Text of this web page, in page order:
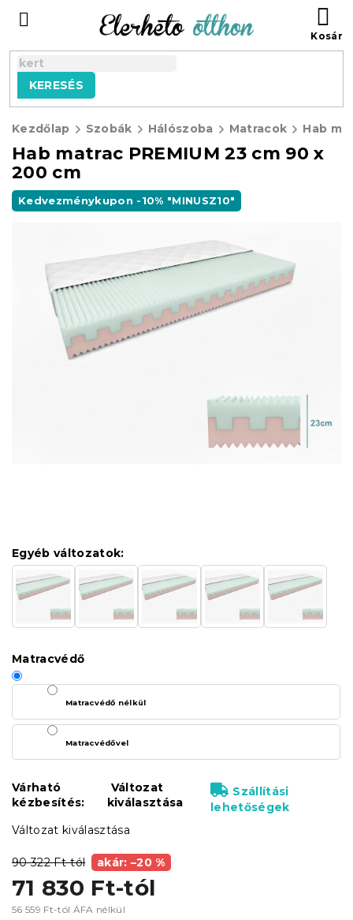
tartalomhoz
KERESÉS
Kezdőlap Szobák Hálószoba Matracok
Hab matrac PREMIUM 23 cm 90 x
200 cm
Kedvezménykupon -10% "MINUSZ10"
90 322 Ft-tól akár: –20 %
71 830 Ft-tól
56 559 Ft-tól ÁFA nélkül
Változat kiválasztása
Egyéb változatok:
Matracvédő
Matracvédő nélkül
Matracvédővel
Várható
kézbesítés:
Változat
kiválasztása
Szállítási
lehetőségek